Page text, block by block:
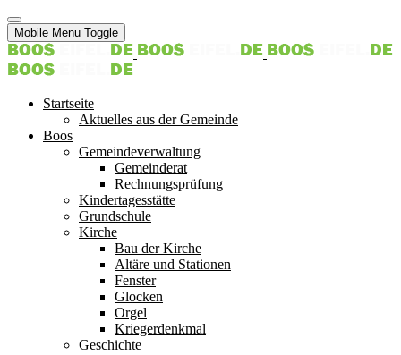
Mobile Menu Toggle
Startseite
Aktuelles aus der Gemeinde
Boos
Gemeindeverwaltung
Gemeinderat
Rechnungsprüfung
Kindertagesstätte
Grundschule
Kirche
Bau der Kirche
Altäre und Stationen
Fenster
Glocken
Orgel
Kriegerdenkmal
Geschichte